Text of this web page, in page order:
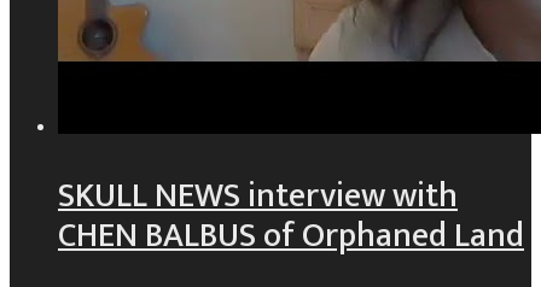
SKULL NEWS interview with
CHEN BALBUS of Orphaned Land